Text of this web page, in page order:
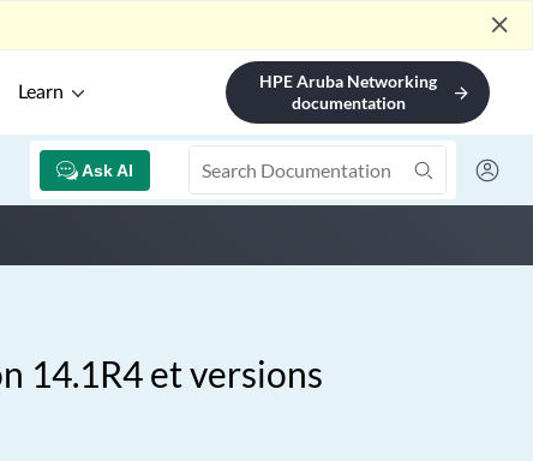
close
Learn
HPE Aruba Networking
documentation
arrow_forward
Ask AI
14.1R4 et versions